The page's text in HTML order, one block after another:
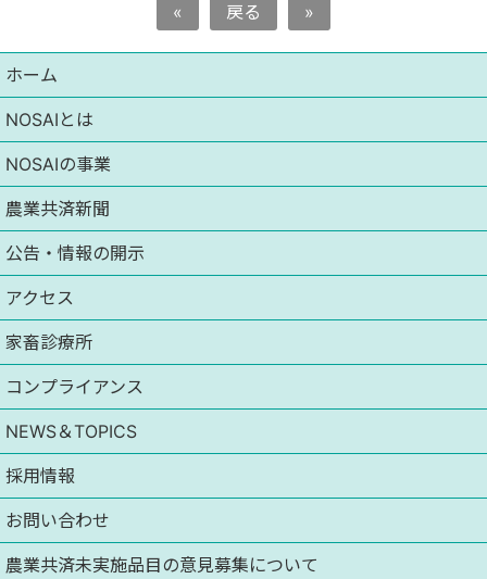
« 戻る »
ホーム
NOSAIとは
NOSAIの事業
農業共済新聞
公告・情報の開示
アクセス
家畜診療所
コンプライアンス
NEWS＆TOPICS
採用情報
お問い合わせ
農業共済未実施品目の意見募集について